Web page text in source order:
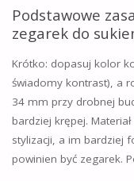
BATERII
W
CENY
Podstawowe
zegarek do
Krótko: dopasuj kolor
świadomy kontrast), a
34 mm przy drobnej
bardziej krępej.
stylizacji, a im bardziej
powinien być zegarek.